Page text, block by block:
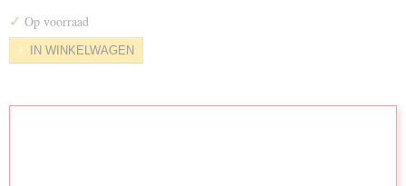
LuisterBoeken Gebruikt
Zeldzame DVD's
✓ Op voorraad
IN WINKELWAGEN